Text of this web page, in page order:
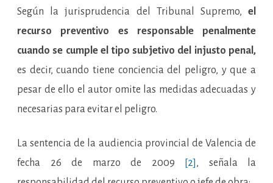
Según la jurisprudencia del Tribunal Supremo, el
recurso preventivo es responsable penalmente
cuando se cumple el tipo subjetivo del injusto penal,
es decir, cuando tiene conciencia del peligro, y que a
pesar de ello el autor omite las medidas adecuadas y
necesarias para evitar el peligro.
La sentencia de la audiencia provincial de Valencia de
fecha 26 de marzo de 2009
[2] , señala la